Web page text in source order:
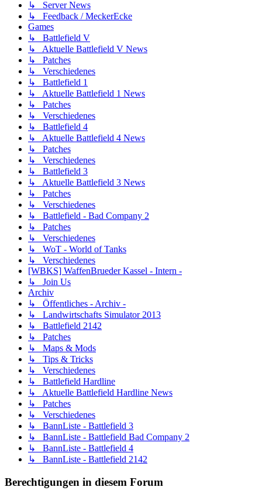
↳ Server News
↳ Feedback / MeckerEcke
Games
↳ Battlefield V
↳ Aktuelle Battlefield V News
↳ Patches
↳ Verschiedenes
↳ Battlefield 1
↳ Aktuelle Battlefield 1 News
↳ Patches
↳ Verschiedenes
↳ Battlefield 4
↳ Aktuelle Battlefield 4 News
↳ Patches
↳ Verschiedenes
↳ Battlefield 3
↳ Aktuelle Battlefield 3 News
↳ Patches
↳ Verschiedenes
↳ Battlefield - Bad Company 2
↳ Patches
↳ Verschiedenes
↳ WoT - World of Tanks
↳ Verschiedenes
[WBKS] WaffenBrueder Kassel - Intern -
↳ Join Us
Archiv
↳ Öffentliches - Archiv -
↳ Landwirtschafts Simulator 2013
↳ Battlefield 2142
↳ Patches
↳ Maps & Mods
↳ Tips & Tricks
↳ Verschiedenes
↳ Battlefield Hardline
↳ Aktuelle Battlefield Hardline News
↳ Patches
↳ Verschiedenes
↳ BannListe - Battlefield 3
↳ BannListe - Battlefield Bad Company 2
↳ BannListe - Battlefield 4
↳ BannListe - Battlefield 2142
Berechtigungen in diesem Forum